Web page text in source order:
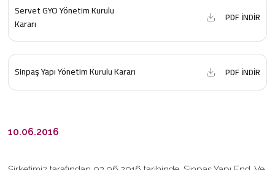
Servet GYO Yönetim Kurulu
Kararı
PDF İNDİR
Sinpaş Yapı Yönetim Kurulu Kararı PDF İNDİR
10.06.2016